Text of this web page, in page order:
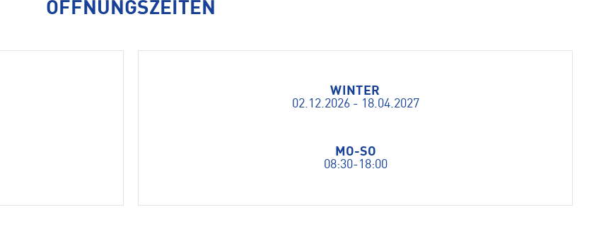
ÖFFNUNGSZEITEN
WINTER
02.12.2026 - 18.04.2027
MO-SO
08:30-18:00